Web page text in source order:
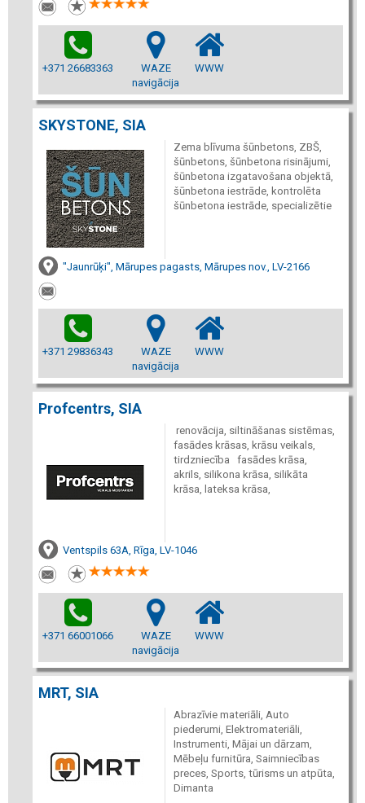
+371 26683363
WAZE
navigācija
WWW
SKYSTONE, SIA
Zema blīvuma šūnbetons, ZBŠ,
šūnbetons, šūnbetona risinājumi,
šūnbetona izgatavošana objektā,
šūnbetona iestrāde, kontrolēta
šūnbetona iestrāde, specializētie
"Jaunrūķi", Mārupes pagasts, Mārupes nov., LV-2166
+371 29836343
WAZE
navigācija
WWW
Profcentrs, SIA
renovācija, siltināšanas sistēmas,
fasādes krāsas, krāsu veikals,
tirdzniecība fasādes krāsa,
akrils, silikona krāsa, silikāta
krāsa, lateksa krāsa,
Ventspils 63A, Rīga, LV-1046
+371 66001066
WAZE
navigācija
WWW
MRT, SIA
Abrazīvie materiāli, Auto
piederumi, Elektromateriāli,
Instrumenti, Mājai un dārzam,
Mēbeļu furnitūra, Saimniecības
preces, Sports, tūrisms un atpūta,
Dimanta